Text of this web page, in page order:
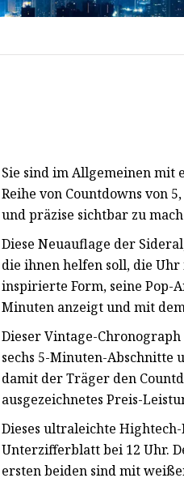
Sie sind im Allgemeinen mit
Reihe von Countdowns von
und präzise sichtbar zu
Diese Neuauflage der
die ihnen helfen soll, die
inspirierte Form, seine Pop-
Minuten anzeigt und mit
Dieser Vintage-
sechs 5-Minuten-
damit der Träger den
ausgezeichnetes Preis-
Dieses ultraleichte
Unterzifferblatt bei 12 Uhr.
ersten beiden sind mit